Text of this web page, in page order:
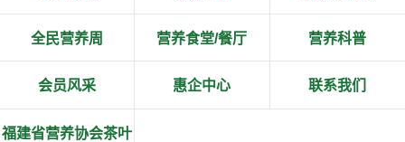
全民营养周 营养食堂/餐厅 营养科普
会员风采 惠企中心 联系我们
福建省营养协会茶叶